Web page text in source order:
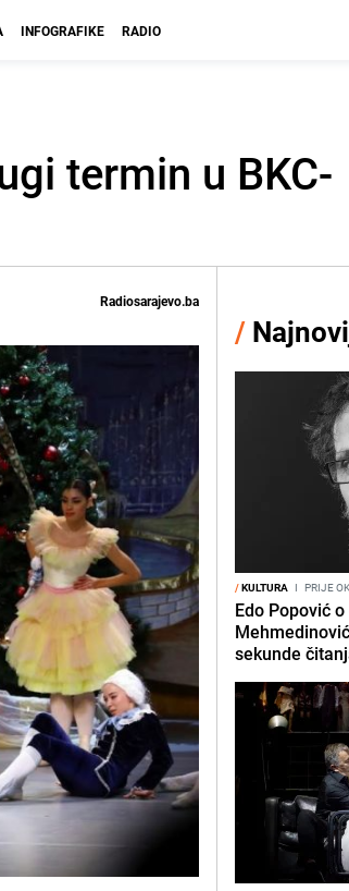
INFOGRAFIKE RADIO
termin u BKC-
Radiosarajevo.ba
/
/KULTURA I PRIJE
Edo Popović
sekunde